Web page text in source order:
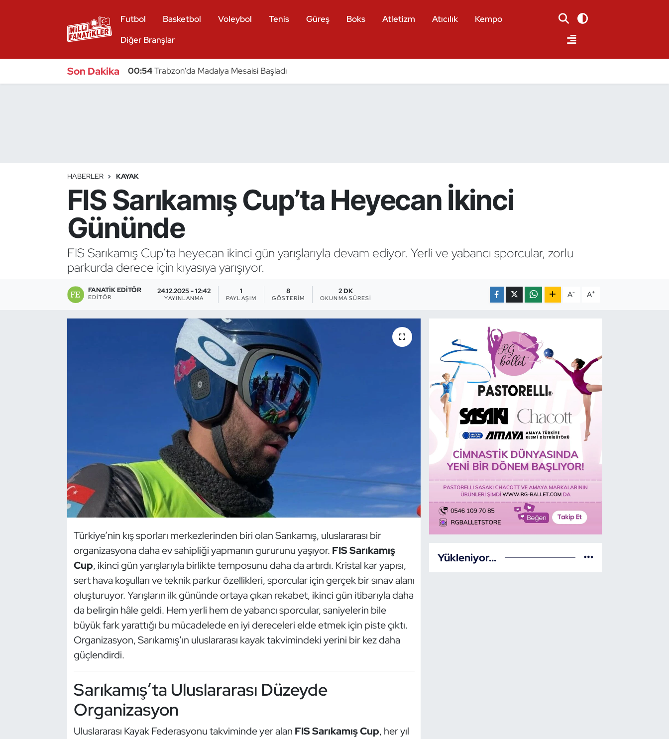
Futbol Basketbol Voleybol Tenis Güreş Boks Atletizm Atıcılık
Kempo
Diğer Branşlar
Son Dakika 00:54Trabzon'da Madalya Mesaisi Başladı
HABERLER KAYAK
FIS Sarıkamış Cup’ta Heyecan İkinci
Gününde
FIS Sarıkamış Cup’ta heyecan ikinci gün yarışlarıyla devam ediyor. Yerli ve yabancı sporcular, zorlu
parkurda derece için kıyasıya yarışıyor.
FANATIK EDITÖR
EDITÖR
24.12.2025 - 12:42
YAYINLANMA
1
PAYLAŞIM
8
GÖSTERIM
2 DK
OKUNMA SÜRESI A- A+
Türkiye’nin kış sporları merkezlerinden biri olan Sarıkamış, uluslararası bir
organizasyona daha ev sahipliği yapmanın gururunu yaşıyor. FIS Sarıkamış
Cup, ikinci gün yarışlarıyla birlikte temposunu daha da artırdı. Kristal kar yapısı,
sert hava koşulları ve teknik parkur özellikleri, sporcular için gerçek bir sınav alanı
oluşturuyor. Yarışların ilk gününde ortaya çıkan rekabet, ikinci gün itibarıyla daha
da belirgin hâle geldi. Hem yerli hem de yabancı sporcular, saniyelerin bile
büyük fark yarattığı bu mücadelede en iyi dereceleri elde etmek için piste çıktı.
Organizasyon, Sarıkamış’ın uluslararası kayak takvimindeki yerini bir kez daha
güçlendirdi.
Sarıkamış’ta Uluslararası Düzeyde
Organizasyon
Uluslararası Kayak Federasyonu takviminde yer alan FIS Sarıkamış Cup, her yıl
Yükleniyor...
Bocce Bowling Dart
Buz Hokeyi
Dans Sporları
Dövüş Sanatı